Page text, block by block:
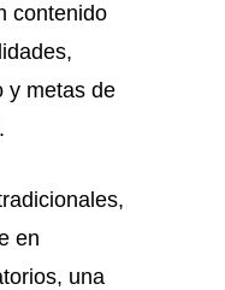
contenido
y metas de
en
una